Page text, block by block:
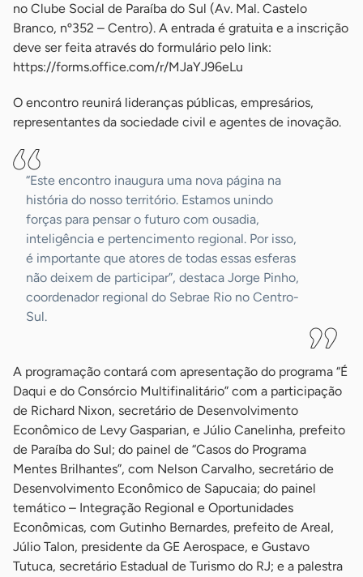
no Clube Social de Paraíba do Sul (Av. Mal. Castelo
Branco, nº352 – Centro). A entrada é gratuita e a inscrição
deve ser feita através do formulário pelo link:
https://forms.office.com/r/MJaYJ96eLu
O encontro reunirá lideranças públicas, empresários,
representantes da sociedade civil e agentes de inovação.
“Este encontro inaugura uma nova página na
história do nosso território. Estamos unindo
forças para pensar o futuro com ousadia,
inteligência e pertencimento regional. Por isso,
é importante que atores de todas essas esferas
não deixem de participar”, destaca Jorge Pinho,
coordenador regional do Sebrae Rio no Centro-
Sul.
A programação contará com apresentação do programa “É
Daqui e do Consórcio Multifinalitário” com a participação
de Richard Nixon, secretário de Desenvolvimento
Econômico de Levy Gasparian, e Júlio Canelinha, prefeito
de Paraíba do Sul; do painel de “Casos do Programa
Mentes Brilhantes”, com Nelson Carvalho, secretário de
Desenvolvimento Econômico de Sapucaia; do painel
temático – Integração Regional e Oportunidades
Econômicas, com Gutinho Bernardes, prefeito de Areal,
Júlio Talon, presidente da GE Aerospace, e Gustavo
Tutuca, secretário Estadual de Turismo do RJ; e a palestra